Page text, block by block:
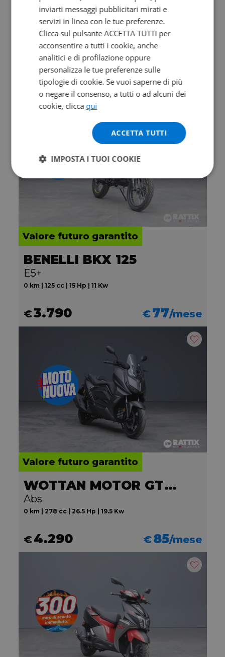
Valore futuro garantito
ZONTES ZT 368 G
Abs my26
0 km | 368 cc | 38.7 Hp | 28.5 Kw
6.690 €122.8/mese
Valore futuro garantito
BENELLI BKX 125
E5+
0 km | 125 cc | 15 Hp | 11 Kw
€3.790 €77/mese
Valore futuro garantito
WOTTAN MOTOR GT2 300
Abs
0 km | 278 cc | 26.5 Hp | 19.5 Kw
€4.290 €85/mese
inviarti messaggi pubblicitari mirati e
servizi in linea con le tue preferenze.
Clicca sul pulsante ACCETTA TUTTI per
acconsentire a tutti i cookie, anche
analitici e di profilazione oppure
personalizza le tue preferenze sulle
tipologie di cookie. Se vuoi saperne di più
o negare il consenso, a tutti o ad alcuni dei
cookie, clicca qui
ACCETTA TUTTI
IMPOSTA I TUOI COOKIE